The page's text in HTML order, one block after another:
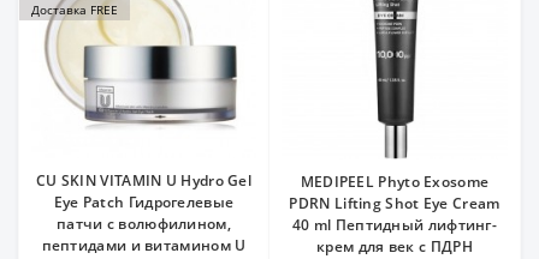
Доставка FREE
CU SKIN VITAMIN U Hydro Gel
Eye Patch Гидрогелевые
патчи с волюфилином,
пептидами и витамином U
MEDIPEEL Phyto Exosome
PDRN Lifting Shot Eye Cream
40 ml Пептидный лифтинг-
крем для век с ПДРН